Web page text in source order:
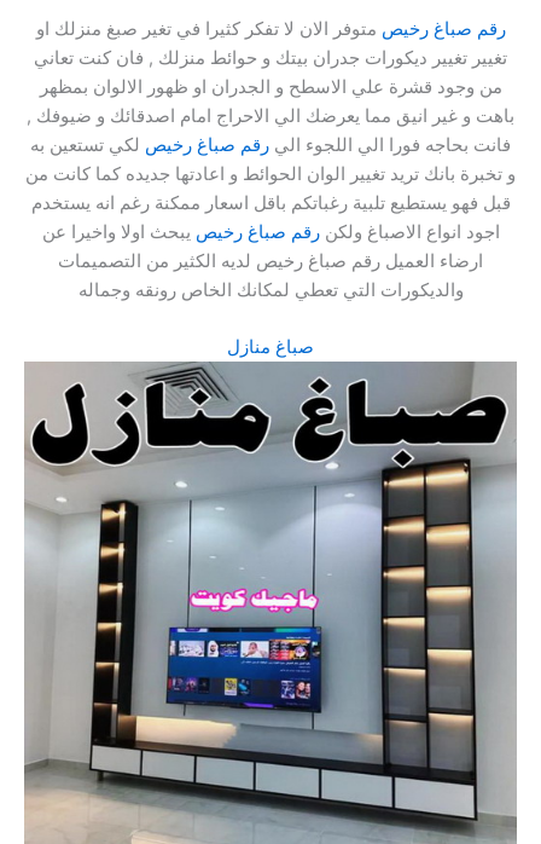
رقم صباغ رخيص متوفر الان لا تفكر كثيرا في تغير صبغ منزلك او
تغيير تغيير ديكورات جدران بيتك و حوائط منزلك , فان كنت تعاني
من وجود قشرة علي الاسطح و الجدران او ظهور الالوان بمظهر
باهت و غير انيق مما يعرضك الي الاحراج امام اصدقائك و ضيوفك ,
فانت بحاجه فورا الي اللجوء الي رقم صباغ رخيص لكي تستعين به
و تخبرة بانك تريد تغيير الوان الحوائط و اعادتها جديده كما كانت من
قبل فهو يستطيع تلبية رغباتكم باقل اسعار ممكنة رغم انه يستخدم
اجود انواع الاصباغ ولكن رقم صباغ رخيص يبحث اولا واخيرا عن
ارضاء العميل رقم صباغ رخيص لديه الكثير من التصميمات
والديكورات التي تعطي لمكانك الخاص رونقه وجماله
صباغ منازل